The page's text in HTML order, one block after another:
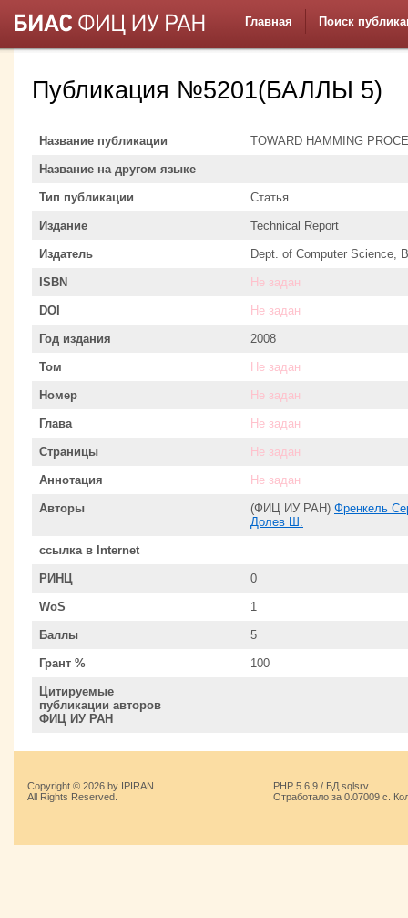
Главная Поиск
Публикация №5201(БАЛЛЫ 5)
Название публикации TOWARD HAMMING
Название на другом языке
Тип публикации Статья
Издание Technical Report
Издатель Dept. of Computer Science,
ISBN Не задан
DOI Не задан
Год издания 2008
Том Не задан
Номер Не задан
Глава Не задан
Страницы Не задан
Аннотация Не задан
Авторы (ФИЦ ИУ РАН) Френкель
Долев Ш.
ссылка в Internet
РИНЦ 0
WoS 1
Баллы 5
Грант % 100
Цитируемые
публикации авторов
ФИЦ ИУ РАН
Copyright © 2026 by IPIRAN.
All Rights Reserved.
PHP 5.6.9 / БД sqlsrv
Отработало за 0.07009 с.